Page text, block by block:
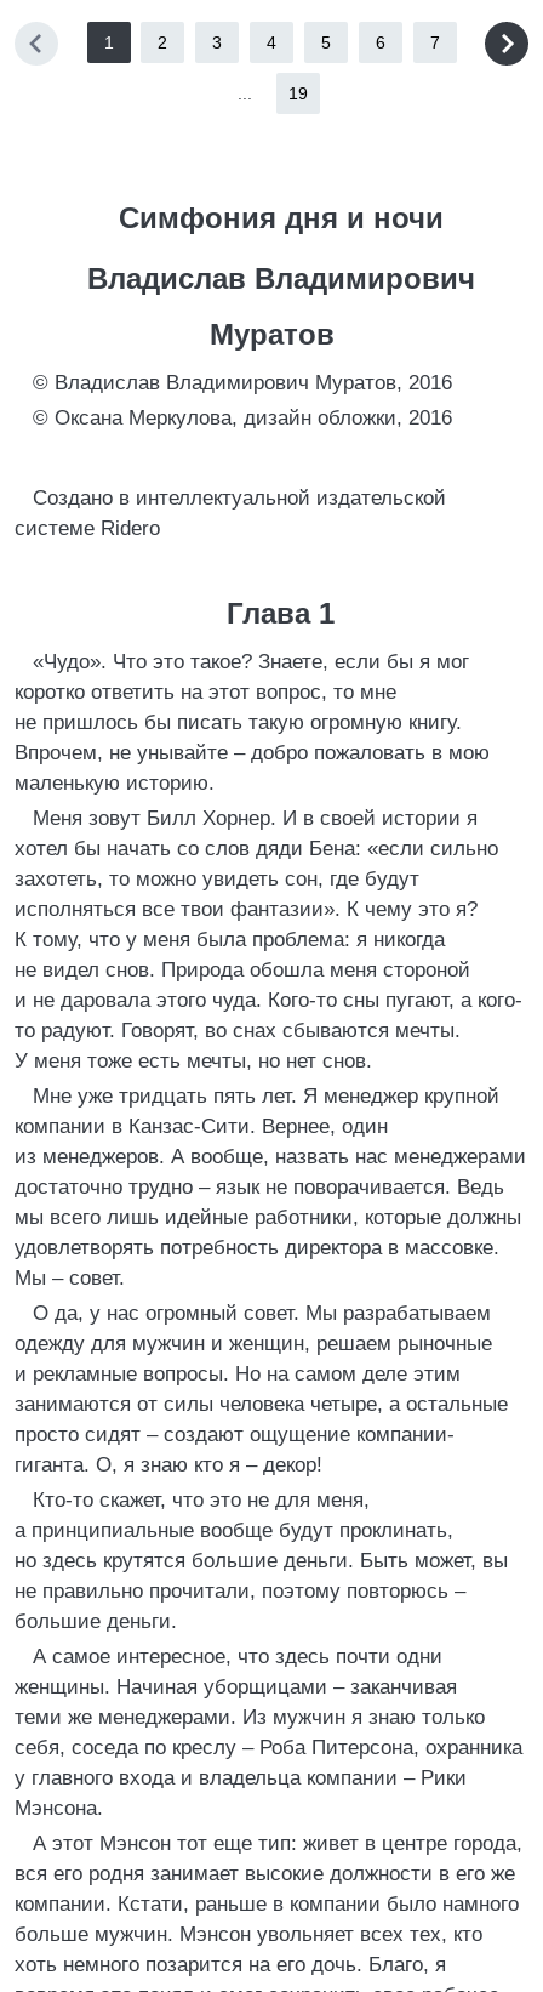
1 2 3 4 5 6 7
19
Симфония дня и ночи
Владислав Владимирович
Муратов
© Владислав Владимирович Муратов, 2016
© Оксана Меркулова, дизайн обложки, 2016
Создано в интеллектуальной издательской
системе Ridero
Глава 1
«Чудо». Что это такое? Знаете, если бы я мог
коротко ответить на этот вопрос, то мне
не пришлось бы писать такую огромную книгу.
Впрочем, не унывайте – добро пожаловать в мою
маленькую историю.
Меня зовут Билл Хорнер. И в своей истории я
хотел бы начать со слов дяди Бена: «если сильно
захотеть, то можно увидеть сон, где будут
исполняться все твои фантазии». К чему это я?
К тому, что у меня была проблема: я никогда
не видел снов. Природа обошла меня стороной
и не даровала этого чуда. Кого-то сны пугают, а кого-
то радуют. Говорят, во снах сбываются мечты.
У меня тоже есть мечты, но нет снов.
Мне уже тридцать пять лет. Я менеджер крупной
компании в Канзас-Сити. Вернее, один
из менеджеров. А вообще, назвать нас менеджерами
достаточно трудно – язык не поворачивается. Ведь
мы всего лишь идейные работники, которые должны
удовлетворять потребность директора в массовке.
Мы – совет.
О да, у нас огромный совет. Мы разрабатываем
одежду для мужчин и женщин, решаем рыночные
и рекламные вопросы. Но на самом деле этим
занимаются от силы человека четыре, а остальные
просто сидят – создают ощущение компании-
гиганта. О, я знаю кто я – декор!
Кто-то скажет, что это не для меня,
а принципиальные вообще будут проклинать,
но здесь крутятся большие деньги. Быть может, вы
не правильно прочитали, поэтому повторюсь –
большие деньги.
А самое интересное, что здесь почти одни
женщины. Начиная уборщицами – заканчивая
теми же менеджерами. Из мужчин я знаю только
себя, соседа по креслу – Роба Питерсона, охранника
у главного входа и владельца компании – Рики
Мэнсона.
А этот Мэнсон тот еще тип: живет в центре города,
вся его родня занимает высокие должности в его же
компании. Кстати, раньше в компании было намного
больше мужчин. Мэнсон увольняет всех тех, кто
хоть немного позарится на его дочь. Благо, я